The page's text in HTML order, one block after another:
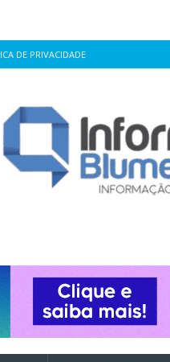
DE PRIVACIDADE